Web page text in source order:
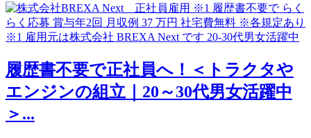
履歴書不要で正社員へ！＜トラクタや
エンジンの組立｜20～30代男女活躍中
＞...